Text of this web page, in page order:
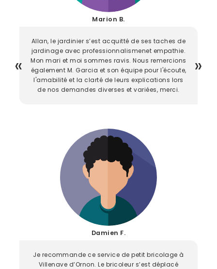
Marion B.
Allan, le jardinier s’est acquitté de ses taches de
jardinage avec professionnalismenet empathie.
Mon mari et moi sommes ravis. Nous remercions
également M. Garcia et son équipe pour l'écoute,
l'amabilité et la clarté de leurs explications lors
de nos demandes diverses et variées, merci.
Damien F.
Je recommande ce service de petit bricolage à
Villenave d’Ornon. Le bricoleur s’est déplacé